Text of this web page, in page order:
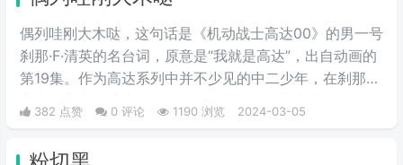
偶列哇刚大木哒，这句话是《机动战士高达00》的男一号
刹那·F·清英的名台词，原意是“我就是高达”，出自动画的
第19集。作为高达系列中并不少见的中二少年，在刹那的
心中，高达是维护和平的象征，也是他渴望成为的存在。
偶列哇刚大木哒则是这句话的音译。
382 点赞 0 评论 1190 浏览 2024-03-05